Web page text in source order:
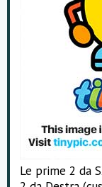
Le prime 2 da